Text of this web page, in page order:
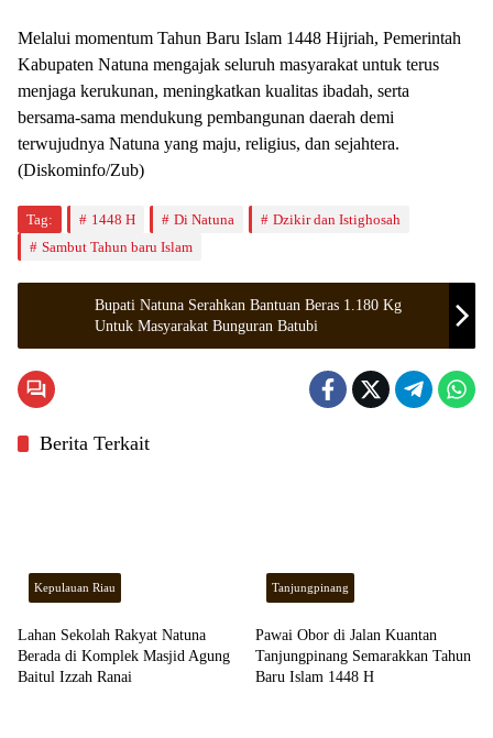
Melalui momentum Tahun Baru Islam 1448 Hijriah, Pemerintah
Kabupaten Natuna mengajak seluruh masyarakat untuk terus
menjaga kerukunan, meningkatkan kualitas ibadah, serta
bersama-sama mendukung pembangunan daerah demi
terwujudnya Natuna yang maju, religius, dan sejahtera.
(Diskominfo/Zub)
Tag: 1448 H Di Natuna
Dzikir dan Istighosah
Sambut Tahun baru Islam
Bupati Natuna Serahkan Bantuan Beras 1.180 Kg
Untuk Masyarakat Bunguran Batubi
Berita Terkait
Kepulauan Riau
Lahan Sekolah Rakyat Natuna
Berada di Komplek Masjid Agung
Baitul Izzah Ranai
Tanjungpinang
Pawai Obor di Jalan Kuantan
Tanjungpinang Semarakkan Tahun
Baru Islam 1448 H